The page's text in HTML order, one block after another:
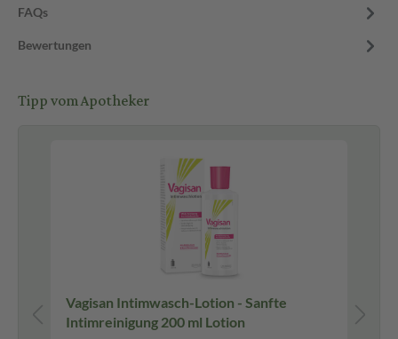
FAQs
Bewertungen
Tipp vom Apotheker
Vagisan Intimwasch-Lotion - Sanfte
Intimreinigung 200 ml Lotion